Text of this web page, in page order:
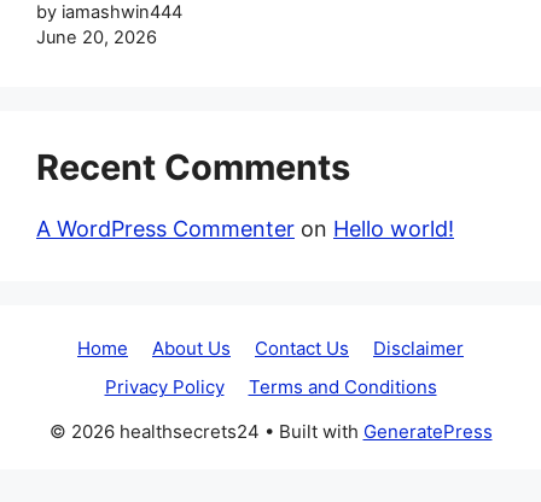
by iamashwin444
June 20, 2026
Recent Comments
A WordPress Commenter on Hello world!
Home About Us Contact Us
Disclaimer
Privacy Policy
Terms and Conditions
© 2026 healthsecrets24 • Built with GeneratePress